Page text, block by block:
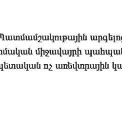
միջավայրի
ոչ առեվտրային